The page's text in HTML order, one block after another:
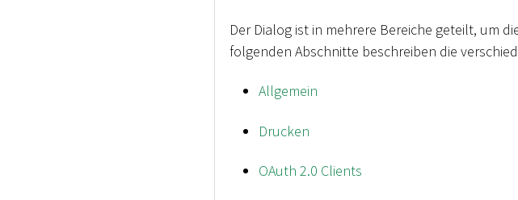
Der Dialog ist in mehrere Bereiche geteilt, um
folgenden Abschnitte beschreiben die
Allgemein
Drucken
OAuth 2.0 Clients